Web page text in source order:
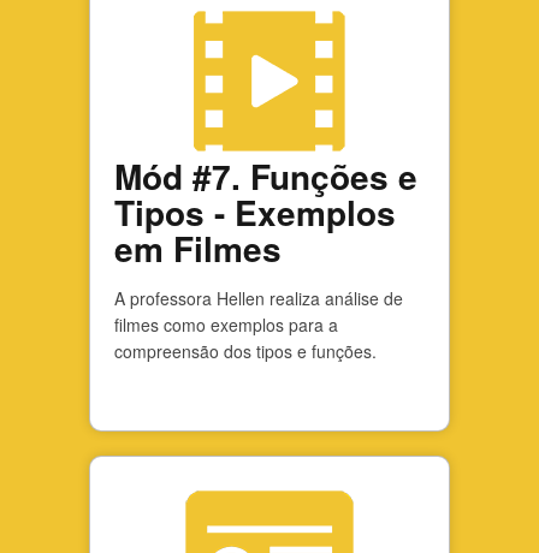
Mód #7. Funções e
Tipos - Exemplos
em Filmes
A professora Hellen realiza análise de
filmes como exemplos para a
compreensão dos tipos e funções.